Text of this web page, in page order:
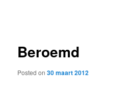
content
Beroemd
Posted on30 maart 2012